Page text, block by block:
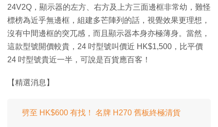
24V2Q，顯示器的左方、右方及上方三面邊框非常幼，難怪
標榜為近乎無邊框，組建多芒陣列的話，視覺效果更理想，
沒有中間邊框的突兀感，而且顯示器本身亦極薄身。當然，
這款型號開價較貴，24 吋型號叫價近 HK$1,500，比平價
24 吋型號貴近一半，可說是百貨應百客！
【精選消息】
劈至 HK$600 有找！ 名牌 H270 舊板終極清貨